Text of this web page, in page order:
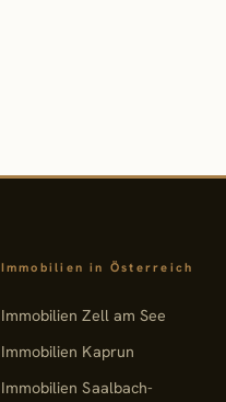
Immobilien in Österreich
Immobilien Zell am See
Immobilien Kaprun
Immobilien Saalbach-